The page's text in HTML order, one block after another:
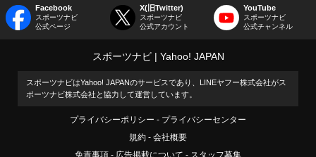
Facebook
スポーツナビ
公式ページ
X(旧Twitter)
スポーツナビ
公式アカウント
YouTube
スポーツナビ
公式チャンネル
スポーツナビ Yahoo! JAPAN
スポーツナビはYahoo! JAPANのサービスであり、LINEヤフー株式会社がス
ポーツナビ株式会社と協力して運営しています。
プライバシーポリシー
プライバシーセンター
規約
会社概要
免責事項
広告掲載について スタッフ募集